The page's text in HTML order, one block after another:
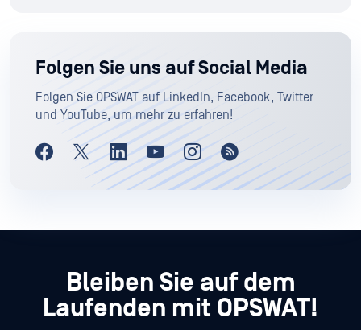
Folgen Sie uns auf Social Media
Folgen Sie OPSWAT auf LinkedIn, Facebook, Twitter
und YouTube, um mehr zu erfahren!
Bleiben Sie auf dem
Laufenden mit OPSWAT!